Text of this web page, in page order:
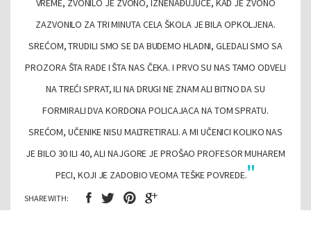
VREME, ZVONILO JE ZVONO, IZNENAĐUJUĆE, KAD JE ZVONO
ZAZVONILO ZA TRI MINUTA CELA ŠKOLA JE BILA OPKOLJENA.
SREĆOM, TRUDILI SMO SE DA BUDEMO HLADNI, GLEDALI SMO SA
PROZORA ŠTA RADE I ŠTA NAS ČEKA. I PRVO SU NAS TAMO ODVELI
NA TREĆI SPRAT, ILI NA DRUGI NE ZNAM ALI BITNO DA SU
FORMIRALI DVA KORDONA POLICAJACA NA TOM SPRATU.
SREĆOM, UČENIKE NISU MALTRETIRALI. A MI UČENICI KOLIKO NAS
JE BILO 30 ILI 40, ALI NAJGORE JE PROŠAO PROFESOR MUHAREM
PECI, KOJI JE ZADOBIO VEOMA TEŠKE POVREDE.
SHARE WITH: